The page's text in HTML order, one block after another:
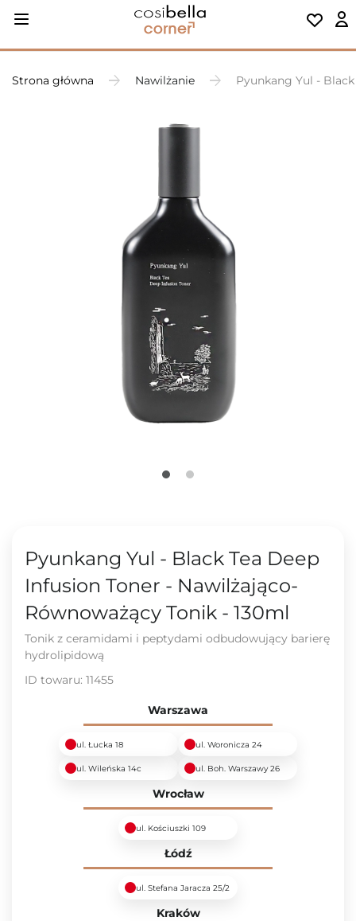
Strona główna Nawilżanie Pyunkang Yul -
Pyunkang Yul - Black Tea Deep
Infusion Toner - Nawilżająco-
Równoważący Tonik - 130ml
Tonik z ceramidami i peptydami odbudowujący barierę
hydrolipidową
ID towaru: 11455
Warszawa
ul. Łucka 18 ul. Woronicza 24
ul. Wileńska 14c ul. Boh. Warszawy 26
Wrocław
ul. Kościuszki 109
Łódź
ul. Stefana Jaracza 25/2
Kraków